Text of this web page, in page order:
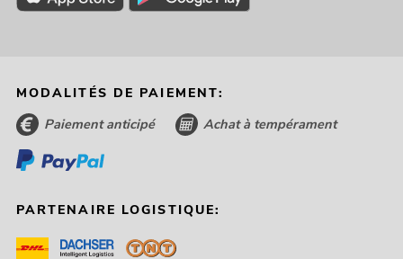
MODALITÉS DE PAIEMENT:
Paiement anticipé Achat à tempérament
PARTENAIRE LOGISTIQUE: